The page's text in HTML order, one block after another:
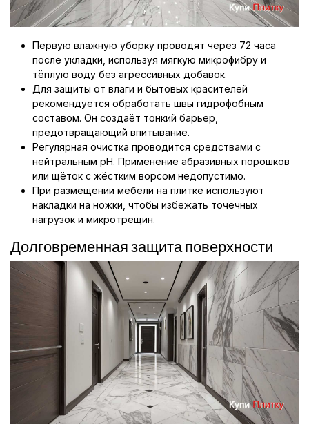
Первую влажную уборку проводят через 72 часа
после укладки, используя мягкую микрофибру и
тёплую воду без агрессивных добавок.
Для защиты от влаги и бытовых красителей
рекомендуется обработать швы гидрофобным
составом. Он создаёт тонкий барьер,
предотвращающий впитывание.
Регулярная очистка проводится средствами с
нейтральным pH. Применение абразивных порошков
или щёток с жёстким ворсом недопустимо.
При размещении мебели на плитке используют
накладки на ножки, чтобы избежать точечных
нагрузок и микротрещин.
Долговременная защита поверхности